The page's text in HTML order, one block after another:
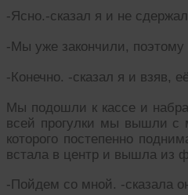
-Ясно.-сказал я и не
-Мы уже закончили,
-Конечно. -сказал я и взяв,
Мы подошли к кассе и
всей прогулки мы вышли с
которого постепенно
встала в центр и вышла из
-Пойдем со мной. -сказала